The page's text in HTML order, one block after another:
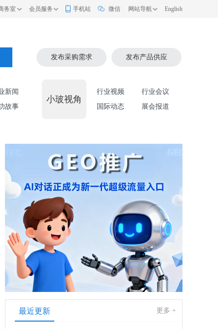
务室 会员服务 手机站 微信 网站导航 English
发布采购需求 发布产品供应
新闻
故事
小玻视角
行业视频
行业会议
国际动态
展会报道
最近更新 更多 +